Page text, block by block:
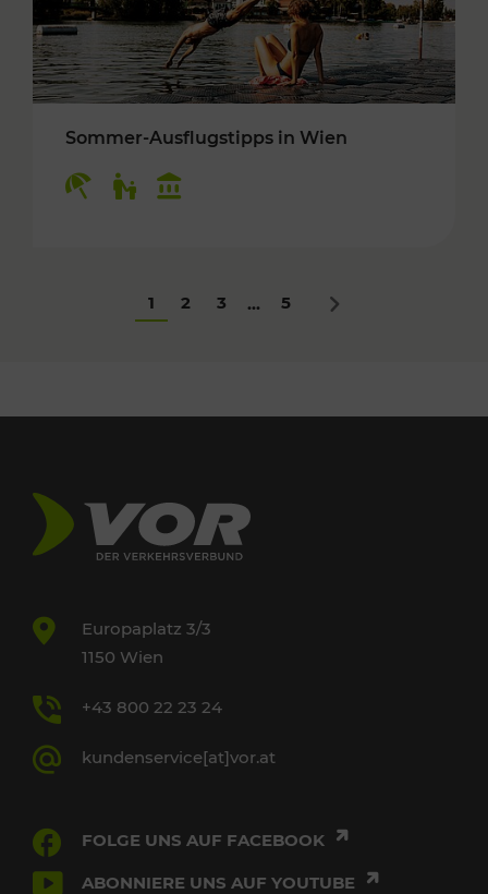
Sommer-Ausflugstipps in Wien
1 2 3 ... 5 Nächstes
Europaplatz 3/3
1150 Wien
+43 800 22 23 24
kundenservice[at]vor.at
FOLGE UNS AUF FACEBOOK
ABONNIERE UNS AUF YOUTUBE